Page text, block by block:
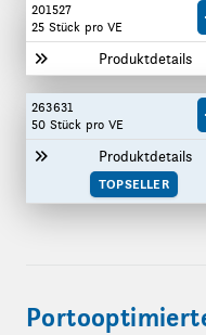
201527
25 Stück pro VE
Produktdetails
263631
50 Stück pro VE
Produktdetails
TOPSELLER